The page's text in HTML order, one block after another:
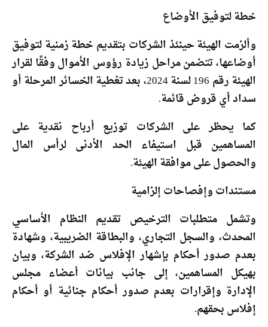
خطة لتوفيق الأوضاع
وألزمت الهيئة حينئذ الشركات بتقديم خطة زمنية لتوفيق
أوضاعها، تتضمن مراحل زيادة رؤوس الأموال وفقًا لقرار
الهيئة رقم 196 لسنة 2024، بعد تغطية الخسائر المرحلة أو
سداد أي قروض قائمة.
كما يحظر على الشركات توزيع أرباح نقدية على
المساهمين قبل استيفاء الحد الأدنى لرأس المال
والحصول على موافقة الهيئة.
مستندات وإفصاحات إلزامية
وتشمل متطلبات الترخيص تقديم النظام الأساسي
المحدث، والسجل التجاري، والبطاقة الضريبية، وشهادة
بعدم صدور أحكام بإشهار الإفلاس ضد الشركة، وبيان
بهيكل المساهمين، إلى جانب بيانات أعضاء مجلس
الإدارة وإقرارات بعدم صدور أحكام جنائية أو أحكام
إفلاس بحقهم.